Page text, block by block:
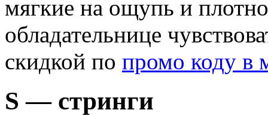
мягкие на ощупь и
обладательнице
скидкой по промо коду в
S — стринги